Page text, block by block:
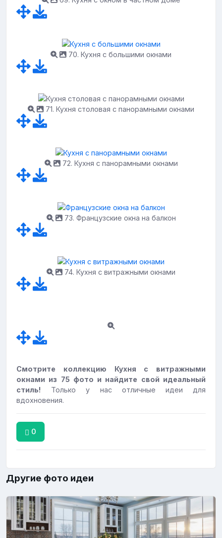
70. Кухня с большими окнами
71. Кухня столовая с панорамными окнами
72. Кухня с панорамными окнами
73. Французские окна на балкон
74. Кухня с витражными окнами
Смотрите коллекцию Кухня с витражными
окнами из 75 фото и найдите свой идеальный
стиль!
Только у нас отличные идеи для
вдохновения.
0
Другие фото идеи